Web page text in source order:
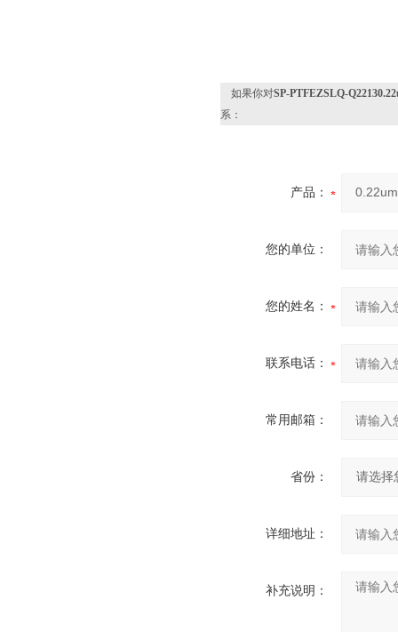
如果你对SP-PTFEZSLQ-
系：
产品：
您的单位：
您的姓名：
联系电话：
常用邮箱：
省份：
详细地址：
补充说明：